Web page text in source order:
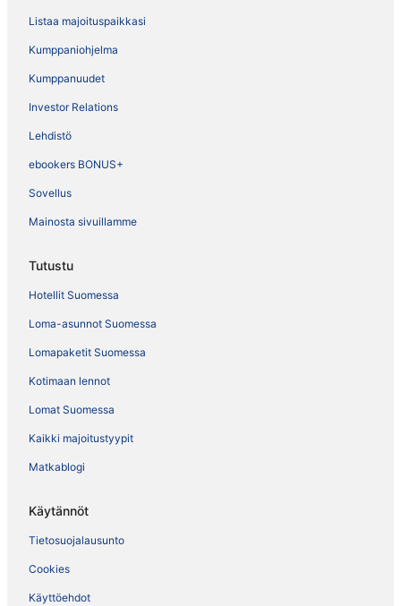
Listaa majoituspaikkasi
Kumppaniohjelma
Kumppanuudet
Investor Relations
Lehdistö
ebookers BONUS+
Sovellus
Mainosta sivuillamme
Tutustu
Hotellit Suomessa
Loma-asunnot Suomessa
Lomapaketit Suomessa
Kotimaan lennot
Lomat Suomessa
Kaikki majoitustyypit
Matkablogi
Käytännöt
Tietosuojalausunto
Cookies
Käyttöehdot